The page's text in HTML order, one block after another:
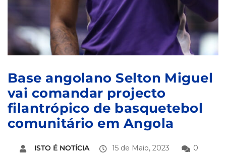
Base angolano Selton Miguel
vai comandar projecto
filantrópico de basquetebol
comunitário em Angola
ISTO É NOTÍCIA 15 de Maio, 2023
0